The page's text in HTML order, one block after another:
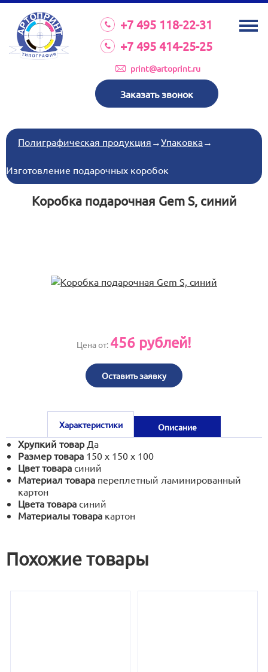
+7 495 118-22-31
+7 495 414-25-25
print@artoprint.ru
Заказать звонок
О КОМПАНИИ
УСЛУГИ
КАТАЛОГ
ТРЕБОВАНИЯ К МАКЕТАМ
НОВОСТИ
КОНТАКТЫ
print@artoprint.ru
Полиграфическая продукция →Упаковка→
Изготовление подарочных коробок
Коробка подарочная Gem S, синий
Цена от: 456 рублей!
Оставить заявку
Характеристики Описание
Хрупкий товар Да
Размер товара 150 х 150 х 100
Цвет товара синий
Материал товара переплетный ламинированный
картон
Цвета товара синий
Материалы товара картон
Похожие товары